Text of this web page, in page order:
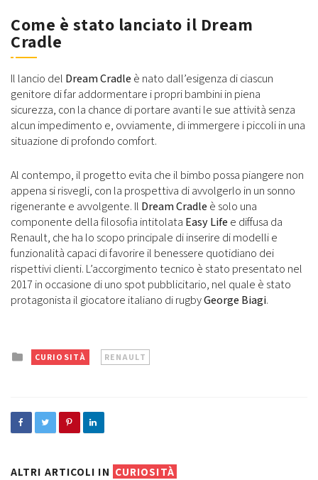
Come è stato lanciato il Dream
Cradle
Il lancio del Dream Cradleè nato dall’esigenza di ciascun
genitore di far addormentare i propri bambini in piena
sicurezza, con la chance di portare avanti le sue attività senza
alcun impedimento e, ovviamente, di immergere i piccoli in una
situazione di profondo comfort.
Al contempo, il progetto evita che il bimbo possa piangere non
appena si risvegli, con la prospettiva di avvolgerlo in un sonno
rigenerante e avvolgente. Il Dream Cradleè solo una
componente della filosofia intitolata Easy Lifee diffusa da
Renault, che ha lo scopo principale di inserire di modelli e
funzionalità capaci di favorire il benessere quotidiano dei
rispettivi clienti. L’accorgimento tecnico è stato presentato nel
2017 in occasione di uno spot pubblicitario, nel quale è stato
protagonista il giocatore italiano di rugbyGeorge Biagi.
Posted
in
CURIOSITÀ RENAULT
ALTRI ARTICOLI IN CURIOSITÀ